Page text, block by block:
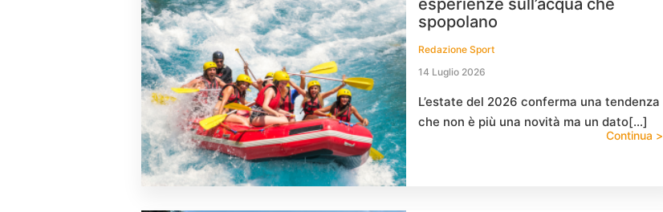
esperienze sull’acqua che
spopolano
Redazione Sport
14 Luglio 2026
L’estate del 2026 conferma una tendenza
che non è più una novità ma un dato[…]
Continua >